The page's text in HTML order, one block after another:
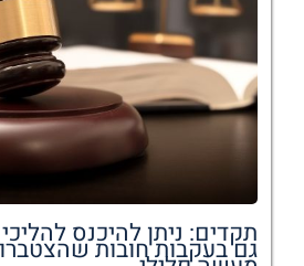
תקדים: ניתן להיכנס
גם בעקבות חובות